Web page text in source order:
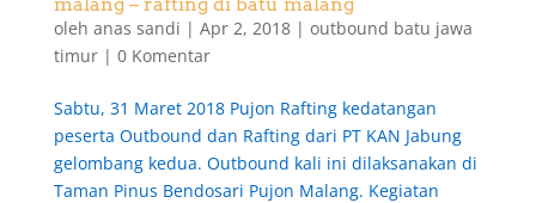
oleh anas sandi | Apr 2, 2018| outbound batu jawa
timur| 0 Komentar
Sabtu, 31 Maret 2018 Pujon Rafting kedatangan
peserta Outbound dan Rafting dari PT KAN Jabung
gelombang kedua. Outbound kali ini dilaksanakan di
Taman Pinus Bendosari Pujon Malang. Kegiatan